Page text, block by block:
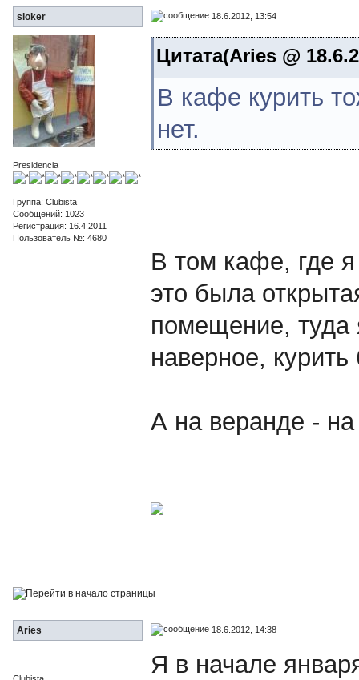
sloker 18.6.2012, 13:54
Presidencia
Группа: Clubista
Сообщений: 1023
Регистрация: 16.4.2011
Пользователь №: 4680
Цитата(Aries @
В кафе курить
нет.
В том кафе, где
это была
помещение, туда
наверное,
А на веранде -
Aries 18.6.2012, 14:38
Я в начале